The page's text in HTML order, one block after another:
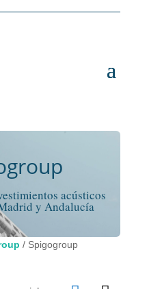
acústicos
y Andalucía
/ Spigogroup